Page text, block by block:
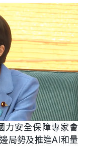
力安全保障專家會
局勢及推進AI和量